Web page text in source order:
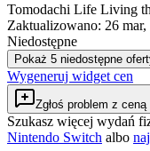
Tomodachi Life Living
Zaktualizowano: 26
Niedostępne
Pokaż 5 niedostępne
Wygeneruj widget cen
Zgłoś problem z ceną
Szukasz więcej wydań
Nintendo Switch albo